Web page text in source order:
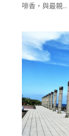
啡香，與最親...